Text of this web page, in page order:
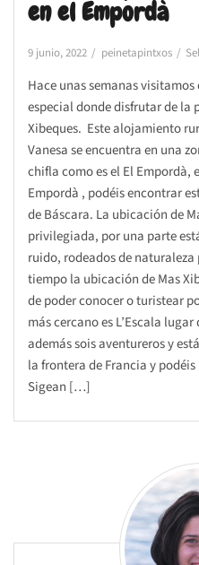
en el Empordà
9 junio, 2022 peinetapintxos
Hace unas semanas
especial donde disfrutar de la
Xibeques. Este alojamiento
Vanesa se encuentra en una
chifla como es el El Empordà,
Empordà , podéis encontrar
de Báscara. La ubicación de
privilegiada, por una parte
ruido, rodeados de
tiempo la ubicación de Mas
de poder conocer o turistear
más cercano es L’Escala
además sois aventureros y
la frontera de Francia y
Sigean […]